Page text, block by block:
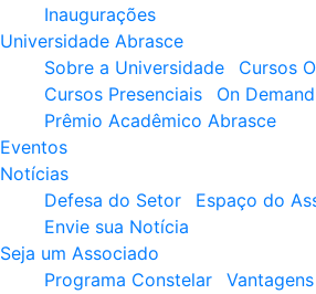
Inaugurações
Universidade Abrasce
Sobre a Universidade
Cursos
Cursos Presenciais
On Demand
Prêmio Acadêmico Abrasce
Eventos
Notícias
Defesa do Setor
Espaço do
Envie sua Notícia
Seja um Associado
Programa Constelar
Vantagens